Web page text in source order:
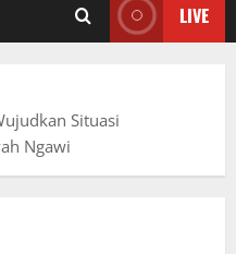
LIVE
Situasi
Ngawi